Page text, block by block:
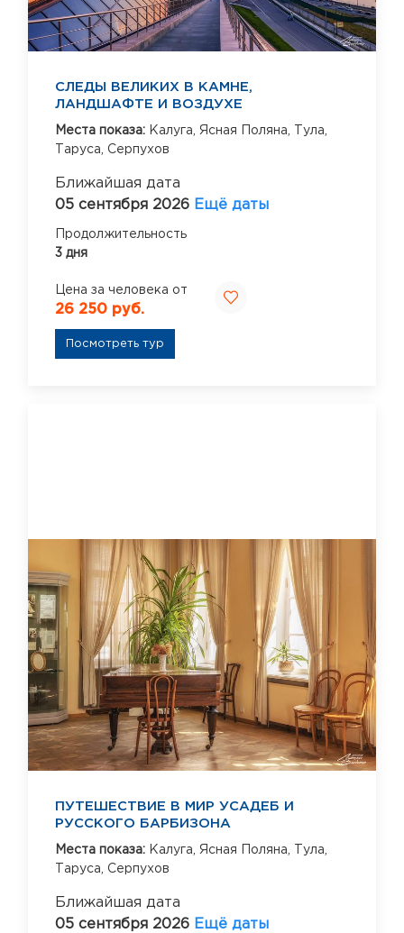
СЛЕДЫ ВЕЛИКИХ В КАМНЕ,
ЛАНДШАФТЕ И ВОЗДУХЕ
Места показа: Калуга, Ясная Поляна,
Тула,
Таруса, Серпухов
Ближайшая дата
05 сентября 2026 Ещё даты
Продолжительность
3 дня
Цена за человека от
26 250 руб.
Посмотреть тур
ПУТЕШЕСТВИЕ В МИР УСАДЕБ И
РУССКОГО БАРБИЗОНА
Места показа: Калуга, Ясная Поляна,
Тула,
Таруса, Серпухов
Ближайшая дата
05 сентября 2026 Ещё даты